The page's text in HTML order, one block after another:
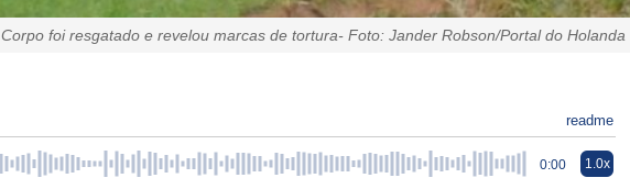
Corpo foi resgatado e revelou marcas de tortura- Foto: Jander Robson/Portal do Holanda
readme
0:00 1.0x